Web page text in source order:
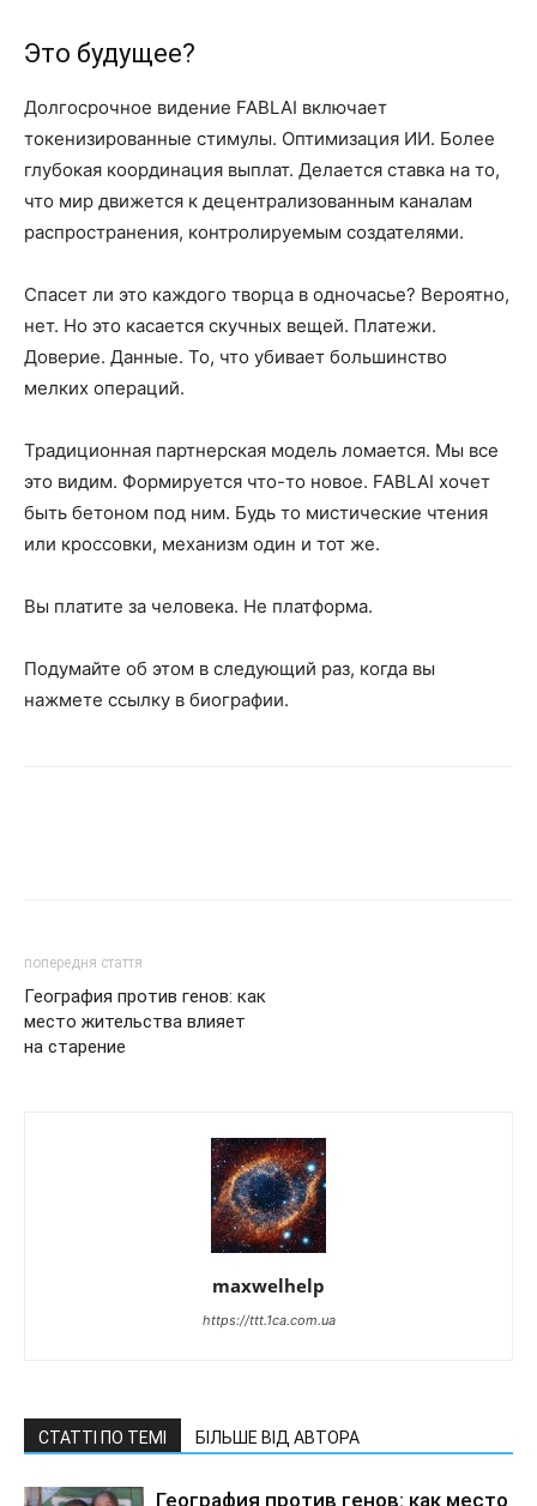
Это будущее?
Долгосрочное видение FABLAI включает
токенизированные стимулы. Оптимизация ИИ. Более
глубокая координация выплат. Делается ставка на то,
что мир движется к децентрализованным каналам
распространения, контролируемым создателями.
Спасет ли это каждого творца в одночасье? Вероятно,
нет. Но это касается скучных вещей. Платежи.
Доверие. Данные. То, что убивает большинство
мелких операций.
Традиционная партнерская модель ломается. Мы все
это видим. Формируется что-то новое. FABLAI хочет
быть бетоном под ним. Будь то мистические чтения
или кроссовки, механизм один и тот же.
Вы платите за человека. Не платформа.
Подумайте об этом в следующий раз, когда вы
нажмете ссылку в биографии.
попередня стаття
География против генов: как
место жительства влияет
на старение
maxwelhelp
https://ttt.1ca.com.ua
СТАТТІ ПО ТЕМІ БІЛЬШЕ ВІД АВТОРА
География против генов: как место